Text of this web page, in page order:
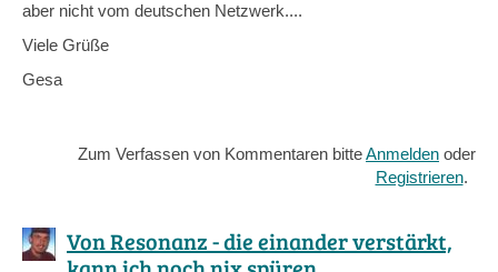
aber nicht vom deutschen Netzwerk....
Viele Grüße
Gesa
Zum Verfassen von Kommentaren bitteAnmelden oder
Registrieren.
Von Resonanz - die einander verstärkt,